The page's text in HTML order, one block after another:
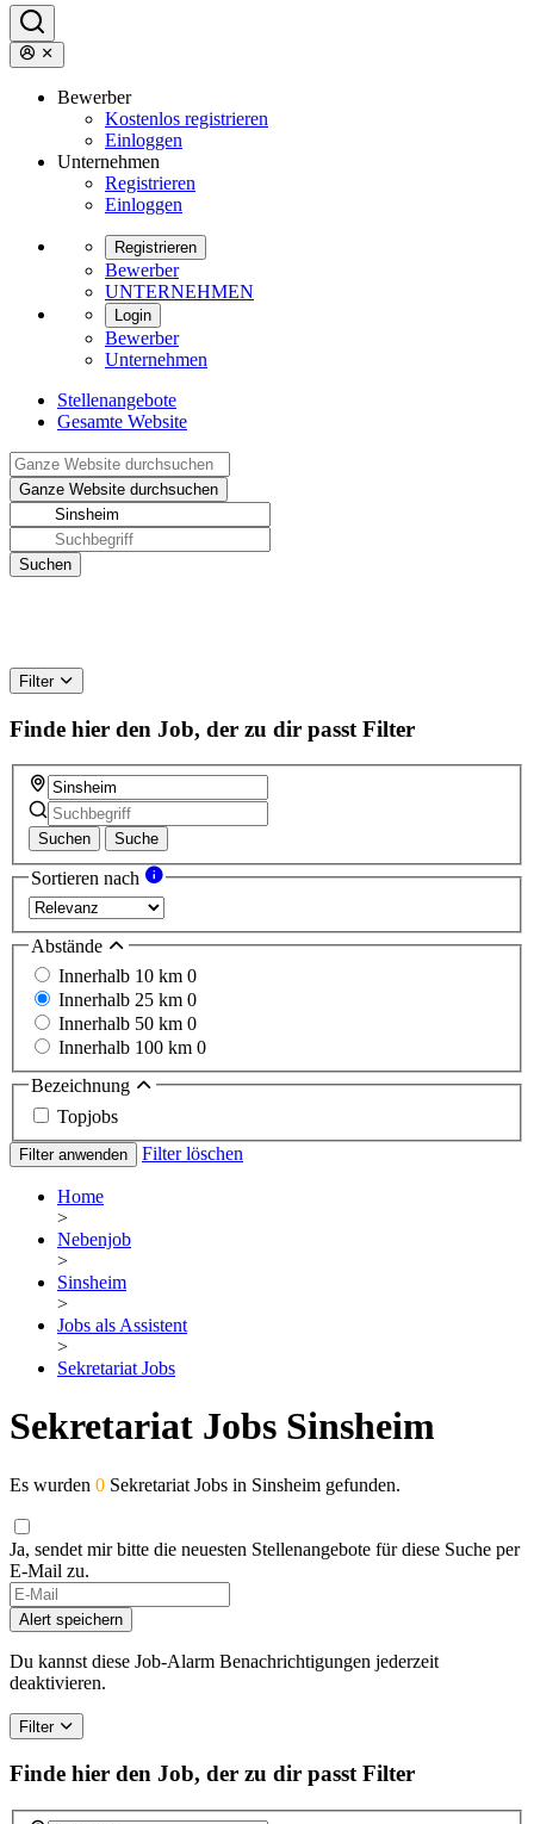
Bewerber
Kostenlos registrieren
Einloggen
Unternehmen
Registrieren
Einloggen
Registrieren
Bewerber
UNTERNEHMEN
Login
Bewerber
Unternehmen
Stellenangebote
Gesamte Website
Filter
Finde hier den Job, der zu dir passt Filter
Suchen Suche
Sortieren nach
Abstände
Innerhalb 10 km 0
Innerhalb 25 km 0
Innerhalb 50 km 0
Innerhalb 100 km 0
Bezeichnung
Topjobs
Filter anwenden Filter löschen
Home
>
Nebenjob
>
Sinsheim
>
Jobs als Assistent
>
Sekretariat Jobs
Sekretariat Jobs Sinsheim
Es wurden 0 Sekretariat Jobs in Sinsheim gefunden.
Ja, sendet mir bitte die neuesten Stellenangebote für diese Suche per
E-Mail zu.
Alert speichern
Du kannst diese Job-Alarm Benachrichtigungen jederzeit
deaktivieren.
Filter
Finde hier den Job, der zu dir passt Filter